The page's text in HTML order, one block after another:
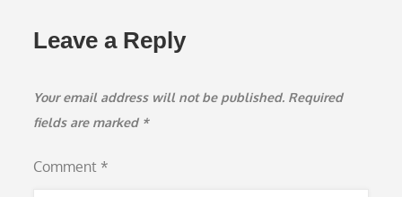
Leave a Reply
Your email address will not be published. Required
fields are marked *
Comment *